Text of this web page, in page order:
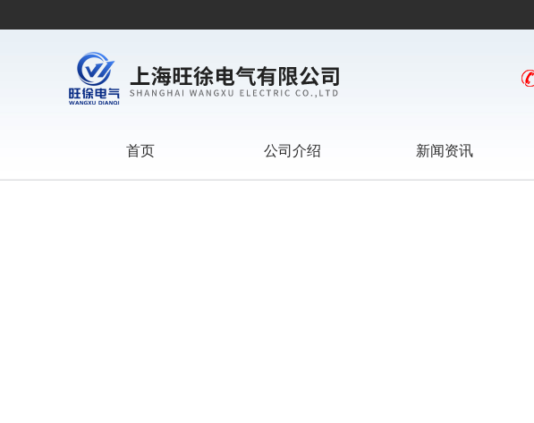
首页 公司介绍 新闻资讯